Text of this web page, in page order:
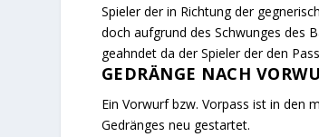
Spieler der in Richtung der
doch aufgrund des Schwunges des
geahndet da der Spieler der den
GEDRÄNGE NACH
Ein Vorwurf bzw. Vorpass ist in den
Gedränges neu gestartet.